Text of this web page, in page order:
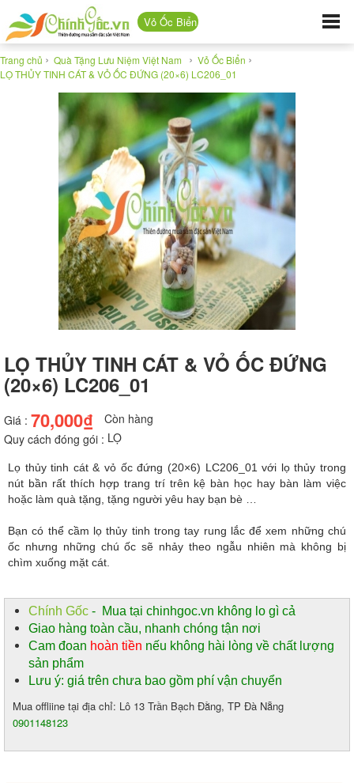
Vỏ Ốc Biển
Trang chủ › Quà Tặng Lưu Niệm Việt Nam › Vỏ Ốc Biển ›
LỌ THỦY TINH CÁT & VỎ ỐC ĐỨNG (20×6) LC206_01
LỌ THỦY TINH CÁT & VỎ ỐC ĐỨNG
(20×6) LC206_01
Giá : 70,000₫
Còn hàng
Quy cách đóng gói : LỌ
Lọ thủy tinh cát & vỏ ốc đứng (20×6) LC206_01 với lọ thủy trong
nút bần rất thích hợp trang trí trên kệ bàn học hay bàn làm việc
hoặc làm quà tặng, tặng người yêu hay bạn bè …
Bạn có thể cầm lọ thủy tinh trong tay rung lắc để xem những chú
ốc nhưng những chú ốc sẽ nhảy theo ngẫu nhiên mà không bị
chìm xuống mặt cát.
Chính Gốc - Mua tại chinhgoc.vn không lo gì cả
Giao hàng toàn cầu, nhanh chóng tận nơi
Cam đoan hoàn tiền nếu không hài lòng về chất lượng
sản phẩm
Lưu ý: giá trên chưa bao gồm phí vận chuyển
Mua offliine tại địa chỉ: Lô 13 Trần Bạch Đằng, TP Đà Nẵng
0901148123